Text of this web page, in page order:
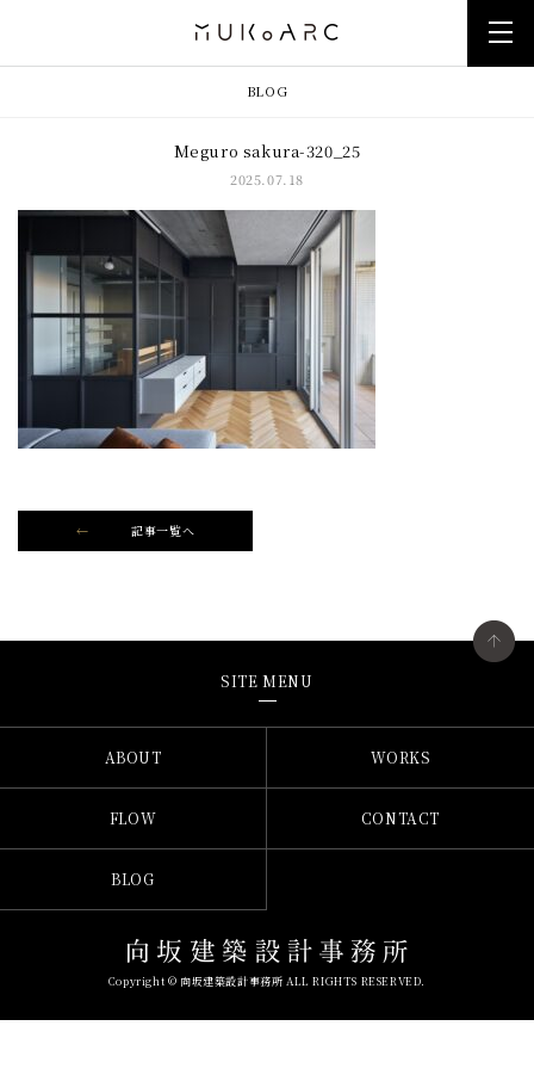
BLOG
Meguro sakura-320_25
2025.07.18
記事一覧へ
SITE MENU
ABOUT WORKS
FLOW CONTACT
BLOG
Copyright © 向坂建築設計事務所 ALL RIGHTS RESERVED.